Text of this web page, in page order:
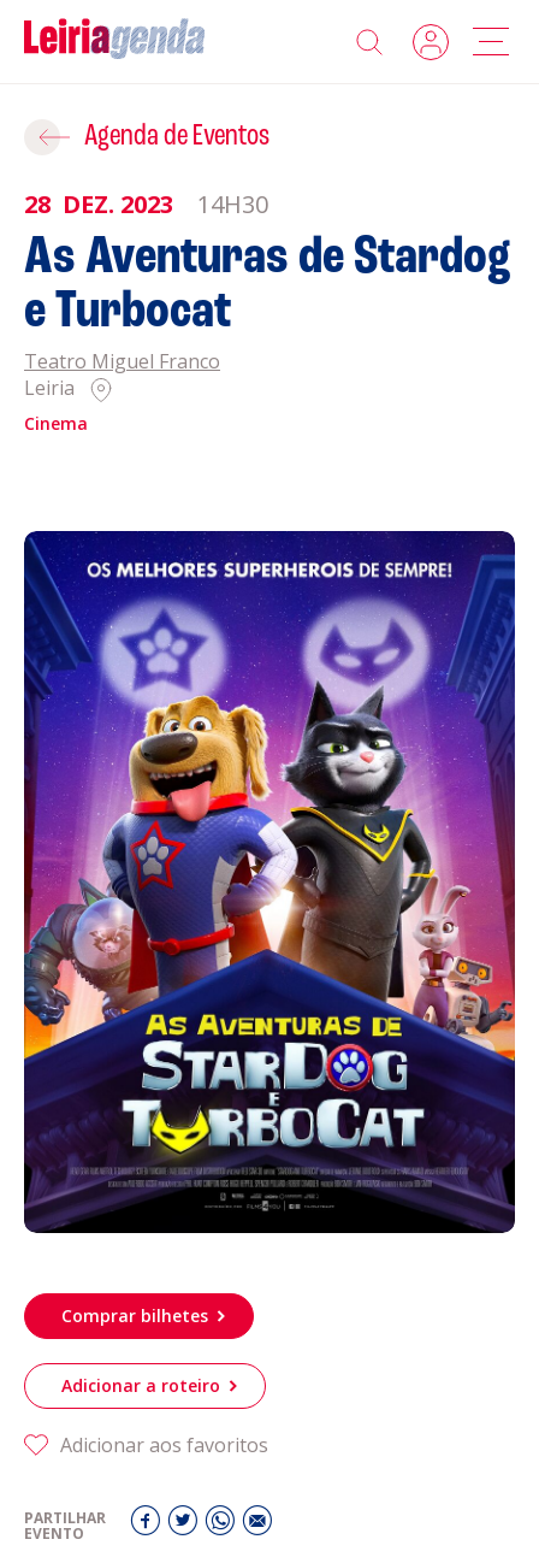
Agenda
Sobre a Leiriagenda
Promotores
Clubes Desportivos
Contactos
Política de Cookies
Acompanhe a Leiria Agenda
CULTURA
DESPORTO
Agenda de Eventos
28 DEZ. 2023 14H30
As Aventuras de Stardog
e Turbocat
Teatro Miguel Franco
Leiria
Cinema
Comprar bilhetes
Adicionar a roteiro
Adicionar aos favoritos
PARTILHAR
EVENTO
Adicionar ao Roteiro
ROTEIROS EXISTENTES
CRIAR NOVO